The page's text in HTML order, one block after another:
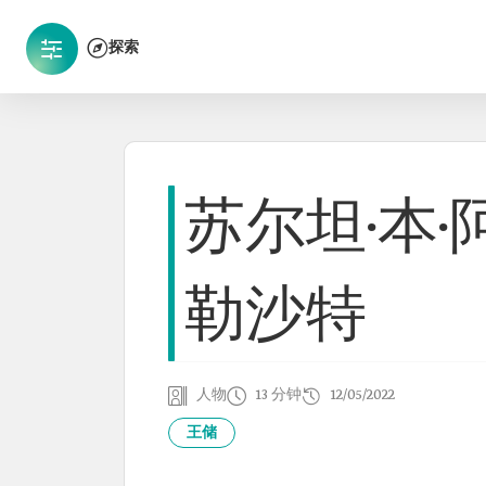
探索
苏尔坦·本
勒沙特
人物 13 分钟 12/05/2022
王储